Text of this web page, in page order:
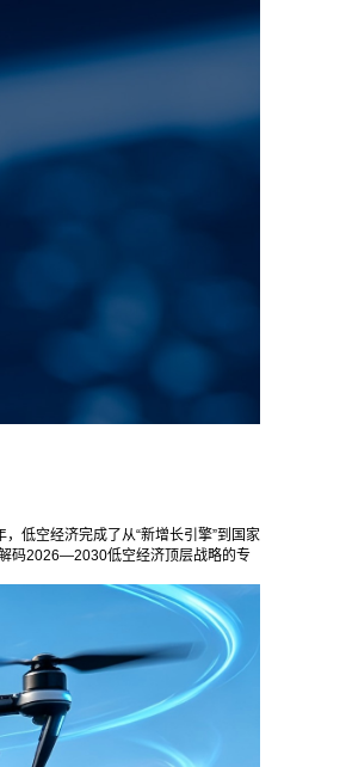
低空经济完成了从“新增长引擎”到国家
码2026—2030低空经济顶层战略的专